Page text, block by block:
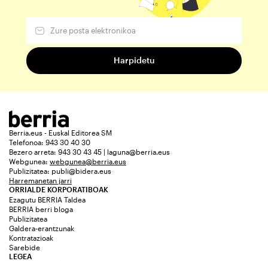
Berria.eus - Euskal Editorea SM
Telefonoa: 943 30 40 30
Bezero arreta: 943 30 43 45 | laguna@berria.eus
Webgunea: webgunea@berria.eus
Publizitatea: publi@bidera.eus
Harremanetan jarri
ORRIALDE KORPORATIBOAK
Ezagutu BERRIA Taldea
BERRIA berri bloga
Publizitatea
Galdera-erantzunak
Kontratazioak
Sarebide
LEGEA